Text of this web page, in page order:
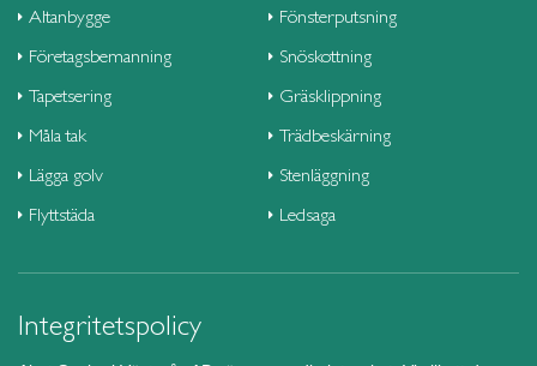
Altanbygge
Företagsbemanning
Tapetsering
Måla tak
Lägga golv
Flyttstäda
Fönsterputsning
Snöskottning
Gräsklippning
Trädbeskärning
Stenläggning
Ledsaga
Integritetspolicy